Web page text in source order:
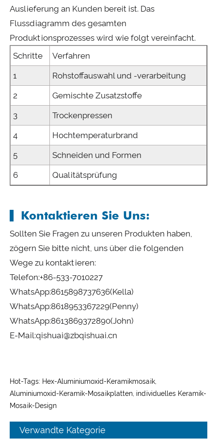
Auslieferung an Kunden bereit ist. Das
Flussdiagramm des gesamten
Produktionsprozesses wird wie folgt vereinfacht.
Schritte
Verfahren
1 Rohstoffauswahl und -verarbeitung
2 Gemischte Zusatzstoffe
3 Trockenpressen
4 Hochtemperaturbrand
5 Schneiden und Formen
6 Qualitätsprüfung
Kontaktieren Sie Uns:
Sollten Sie Fragen zu unseren Produkten haben,
zögern Sie bitte nicht, uns über die folgenden
Wege zu kontaktieren:
Telefon:+86-533-7010227
WhatsApp:8615898737636(Kella)
WhatsApp:8618953367229(Penny)
WhatsApp:8613869372890(John)
E-Mail:qishuai@zbqishuai.cn
Hot-Tags: Hex-Aluminiumoxid-Keramikmosaik,
Aluminiumoxid-Keramik-Mosaikplatten, individuelles Keramik-
Mosaik-Design
Verwandte Kategorie